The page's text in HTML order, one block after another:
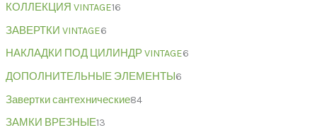
КОЛЛЕКЦИЯ VINTAGE16
ЗАВЕРТКИ VINTAGE6
НАКЛАДКИ ПОД ЦИЛИНДР VINTAGE6
ДОПОЛНИТЕЛЬНЫЕ ЭЛЕМЕНТЫ 6
Завертки сантехнические84
ЗАМКИ ВРЕЗНЫЕ13